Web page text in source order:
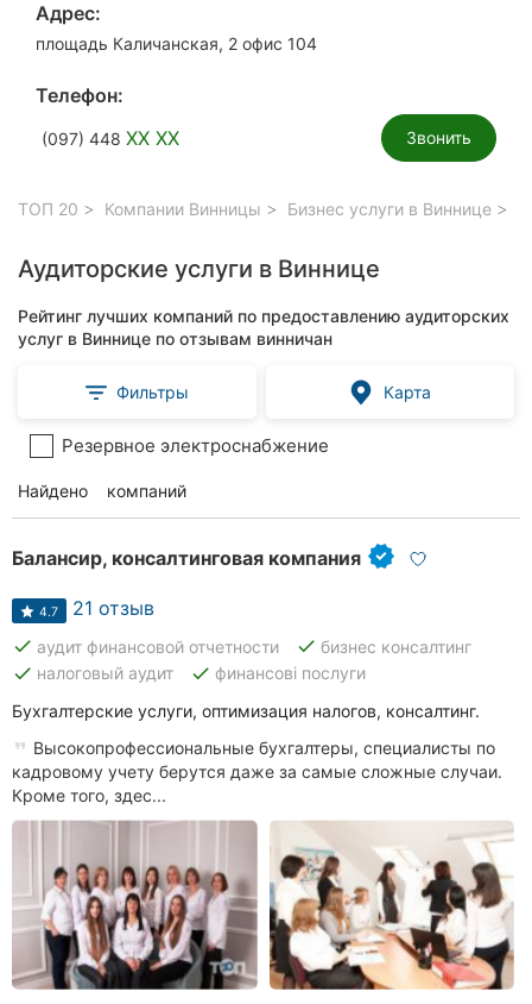
Адрес:
площадь Каличанская, 2 офис 104
Телефон:
(097) 448 XX XX Звонить
ТОП 20 Компании Винницы Бизнес услуги в Виннице
Аудиторские услуги в Виннице
Рейтинг лучших компаний по предоставлению аудиторских
услуг в Виннице по отзывам винничан
Фильтры Карта
Резервное электроснабжение
Найдено 19компаний
Балансир, консалтинговая компания
4.7 21 отзыв
done аудит финансовой отчетности done бизнес консалтинг
done налоговый аудит done финансові послуги
Бухгалтерские услуги, оптимизация налогов, консалтинг.
Высокопрофессиональные бухгалтеры, специалисты по
кадровому учету берутся даже за самые сложные случаи.
Кроме того, здес...